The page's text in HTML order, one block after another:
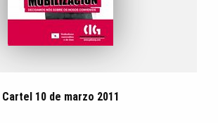
Cartel 10 de marzo 2011